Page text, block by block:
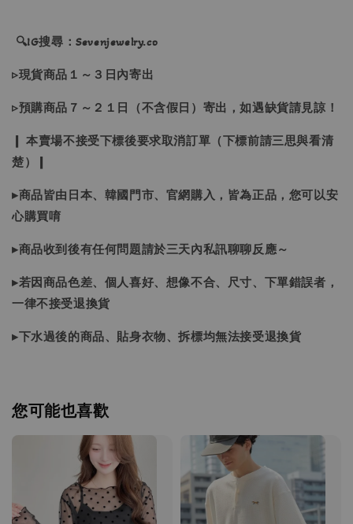
🔍IG搜尋：Sevenjewelry.co
▹現貨商品１～３日內寄出
▹預購商品７～２１日（不含假日）寄出，如遇缺貨請見諒！
❙ 本賣場不接受下標後要求取消訂單（下標前請三思與看清
楚）❙
▸商品皆由日本、韓國門市、官網購入，皆為正品，您可以安
心購買唷
▸商品收到後有任何問題請於三天內私訊聊聊反應～
▸若因商品色差、個人喜好、想像不合、尺寸、下單錯誤者，
一律不接受退換貨
▸下水過後的商品、貼身衣物、拆標均無法接受退換貨
您可能也喜歡